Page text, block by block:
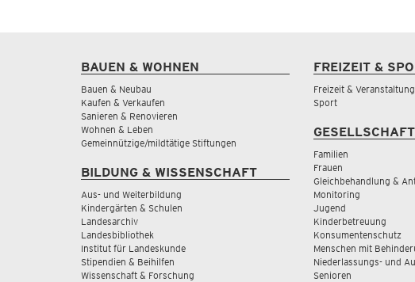
BAUEN & WOHNEN
Bauen & Neubau
Kaufen & Verkaufen
Sanieren & Renovieren
Wohnen & Leben
Gemeinnützige/mildtätige Stiftungen
BILDUNG & WISSENSCHAFT
Aus- und Weiterbildung
Kindergärten & Schulen
Landesarchiv
Landesbibliothek
Institut für Landeskunde
Stipendien & Beihilfen
Wissenschaft & Forschung
FREIZEIT &
Freizeit &
Sport
Familien
Frauen
Gleichbehandlung &
Monitoring
Jugend
Kinderbetreuung
Konsumentenschutz
Menschen mit
Niederlassungs- und
Senioren